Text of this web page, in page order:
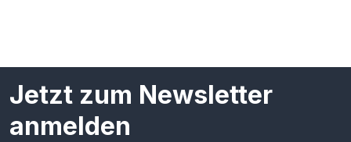
Jetzt zum Newsletter
anmelden